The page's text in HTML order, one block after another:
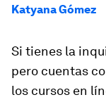
Katyana Gómez
Si tienes la
pero cuentas
los cursos en